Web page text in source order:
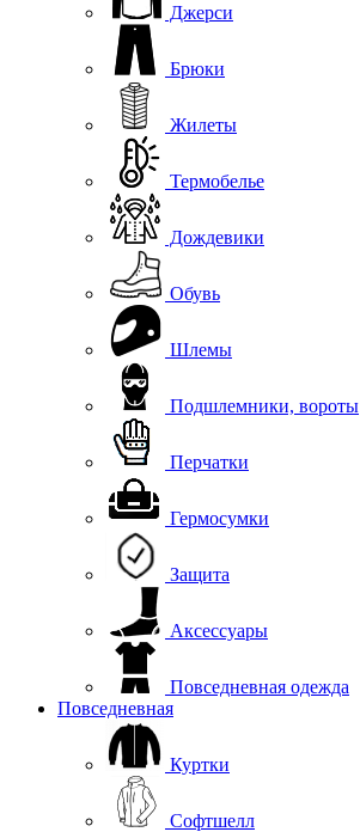
Джерси
Брюки
Жилеты
Термобелье
Дождевики
Обувь
Шлемы
Подшлемники, вороты
Перчатки
Гермосумки
Защита
Аксессуары
Повседневная одежда
Повседневная
Куртки
Софтшелл